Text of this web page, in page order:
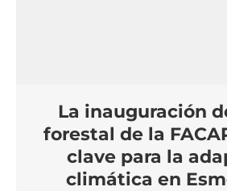
La inauguración
forestal de la
clave para la
climática en